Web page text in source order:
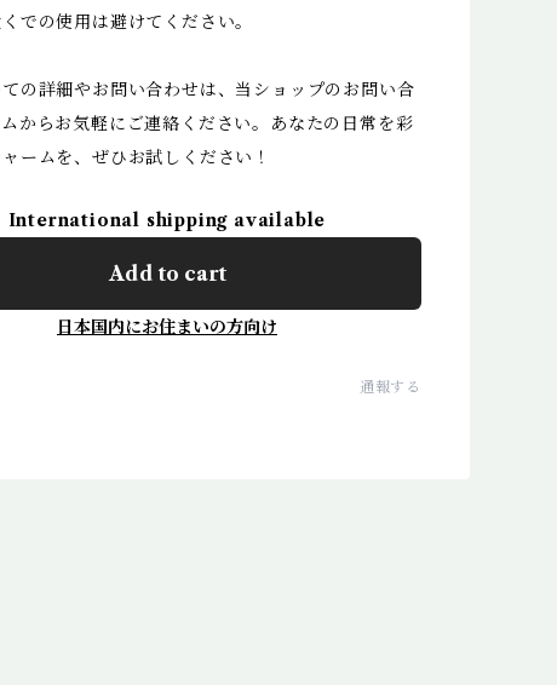
での使用は避けてください。
の詳細やお問い合わせは、当ショップのお問い合
からお気軽にご連絡ください。あなたの日常を彩
ームを、ぜひお試しください！
International shipping available
Add to cart
日本国内にお住まいの方向け
通報する